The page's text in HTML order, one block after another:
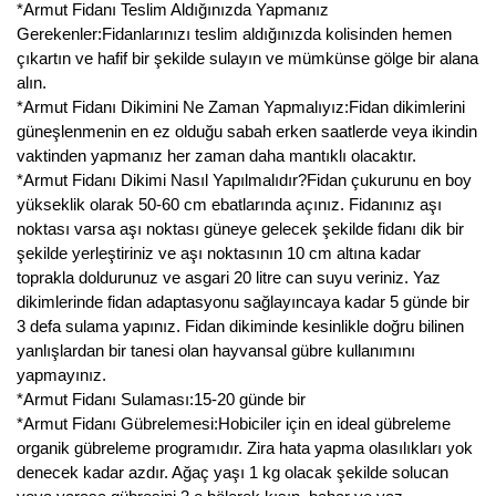
*Armut Fidanı Teslim Aldığınızda Yapmanız
Gerekenler:Fidanlarınızı teslim aldığınızda kolisinden hemen
çıkartın ve hafif bir şekilde sulayın ve mümkünse gölge bir alana
alın.
*Armut Fidanı Dikimini Ne Zaman Yapmalıyız:Fidan dikimlerini
güneşlenmenin en ez olduğu sabah erken saatlerde veya ikindin
vaktinden yapmanız her zaman daha mantıklı olacaktır.
*Armut Fidanı Dikimi Nasıl Yapılmalıdır?Fidan çukurunu en boy
yükseklik olarak 50-60 cm ebatlarında açınız. Fidanınız aşı
noktası varsa aşı noktası güneye gelecek şekilde fidanı dik bir
şekilde yerleştiriniz ve aşı noktasının 10 cm altına kadar
toprakla doldurunuz ve asgari 20 litre can suyu veriniz. Yaz
dikimlerinde fidan adaptasyonu sağlayıncaya kadar 5 günde bir
3 defa sulama yapınız. Fidan dikiminde kesinlikle doğru bilinen
yanlışlardan bir tanesi olan hayvansal gübre kullanımını
yapmayınız.
*Armut Fidanı Sulaması:15-20 günde bir
*Armut Fidanı Gübrelemesi:Hobiciler için en ideal gübreleme
organik gübreleme programıdır. Zira hata yapma olasılıkları yok
denecek kadar azdır. Ağaç yaşı 1 kg olacak şekilde solucan